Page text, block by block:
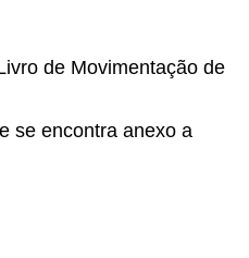
de Movimentação de
se encontra anexo a